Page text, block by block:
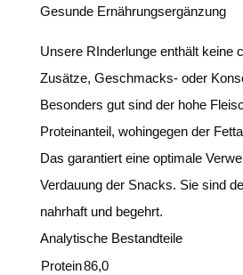
Gesunde Ernährungsergänzung
Unsere RInderlunge enthält keine
Zusätze, Geschmacks- oder
Besonders gut sind der hohe
Proteinanteil, wohingegen der
Das garantiert eine optimale
Verdauung der Snacks. Sie sind
nahrhaft und begehrt.
Analytische Bestandteile
Protein86,0